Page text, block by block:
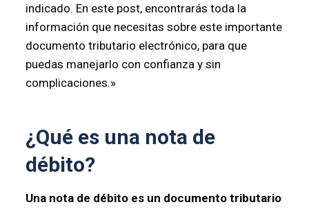
indicado. En este post, encontrarás toda la
información que necesitas sobre este importante
documento tributario electrónico, para que
puedas manejarlo con confianza y sin
complicaciones.»
¿Qué es una nota de
débito?
Una nota de débito es un documento tributario